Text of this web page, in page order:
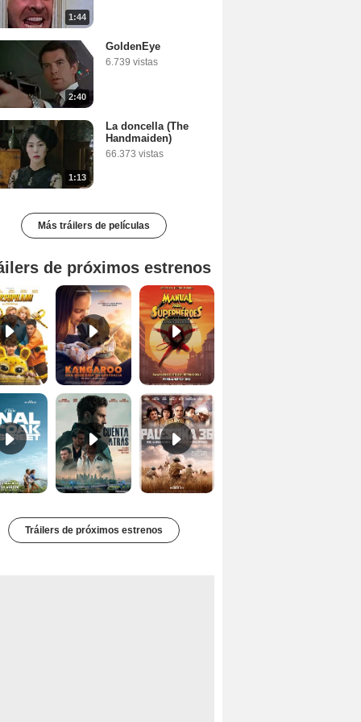
1:44
2:40
GoldenEye
6.739 vistas
1:13
La doncella (The
Handmaiden)
66.373 vistas
Más tráilers de películas
de próximos estrenos
Marsupilami Tráiler Kangaroo: Una aventura en Australia Tráiler Manual para superhéroes: La máscara roja Tráiler
El final de Oak Street Tráiler Cuentra atrás Tráiler Palestina 36 Tráiler VOSE
Tráilers de próximos estrenos